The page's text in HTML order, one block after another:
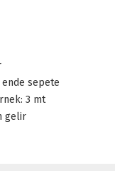
ende sepete
3 mt
gelir